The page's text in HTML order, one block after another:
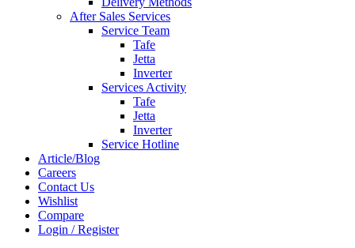
After Sales Services
Service Team
Tafe
Jetta
Inverter
Services Activity
Tafe
Jetta
Inverter
Service Hotline
Article/Blog
Careers
Contact Us
Wishlist
Compare
Login / Register